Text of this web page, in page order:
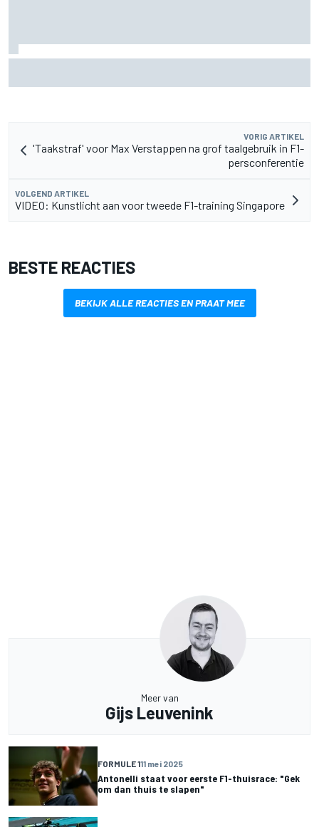
VORIG ARTIKEL
'Taakstraf' voor Max Verstappen na grof taalgebruik in F1-
persconferentie
VOLGEND ARTIKEL
VIDEO: Kunstlicht aan voor tweede F1-training Singapore
BESTE REACTIES
BEKIJK ALLE REACTIES EN PRAAT MEE
Meer van
Gijs Leuvenink
FORMULE 111 mei 2025
Antonelli staat voor eerste F1-thuisrace: "Gek
om dan thuis te slapen"